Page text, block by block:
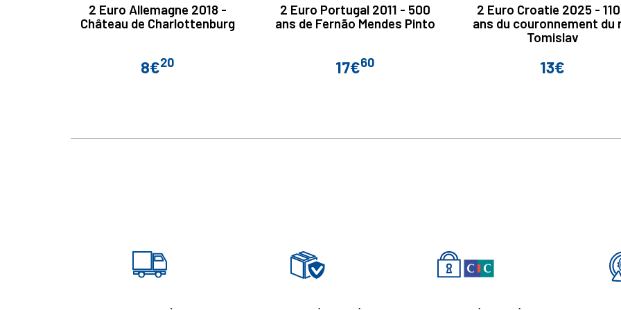
2 Euro Allemagne 2018 -
Château de Charlottenburg
Prix
8€20
2 Euro Portugal 2011 - 500
ans de Fernão Mendes Pinto
Prix
17€60
2 Euro Croatie 2025 -
ans du couronnement du
Tomislav
Prix
13€